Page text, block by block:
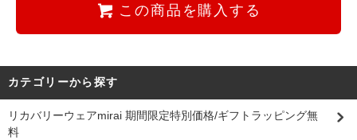
この商品を購入する
カテゴリーから探す
リカバリーウェアmirai 期間限定特別価格/ギフトラッピング無
料